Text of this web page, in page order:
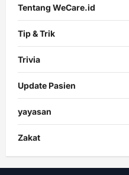
Tentang WeCare.id
Tip & Trik
Trivia
Update Pasien
yayasan
Zakat